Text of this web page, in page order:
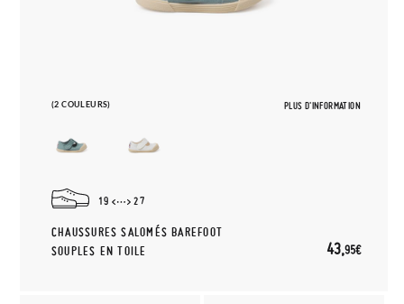
(2 COULEURS) PLUS D'INFORMATION
19 27
CHAUSSURES SALOMÉS BAREFOOT
SOUPLES EN TOILE
43,95€